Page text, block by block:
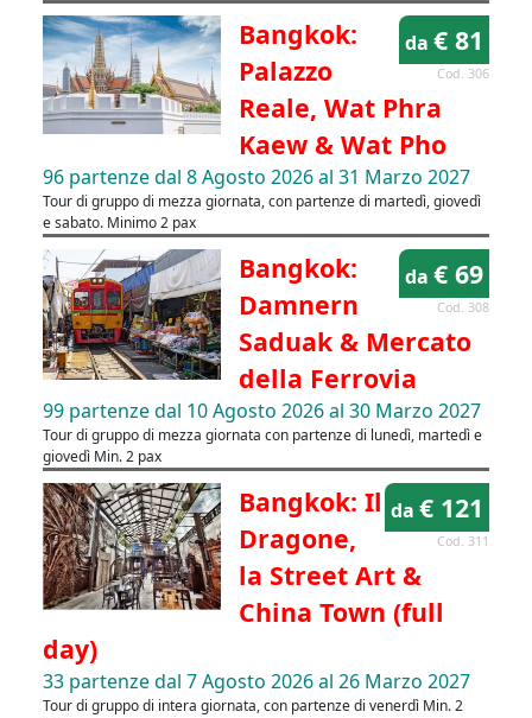
da € 81
Cod. 306
Bangkok:
Palazzo
Reale, Wat Phra
Kaew & Wat Pho
96 partenze dal 8 Agosto 2026 al 31 Marzo 2027
Tour di gruppo di mezza giornata, con partenze di martedì, giovedì
e sabato. Minimo 2 pax
da € 69
Cod. 308
Bangkok:
Damnern
Saduak & Mercato
della Ferrovia
99 partenze dal 10 Agosto 2026 al 30 Marzo 2027
Tour di gruppo di mezza giornata con partenze di lunedì, martedì e
giovedì Min. 2 pax
da € 121
Cod. 311
Bangkok: Il
Dragone,
la Street Art &
China Town (full
day)
33 partenze dal 7 Agosto 2026 al 26 Marzo 2027
Tour di gruppo di intera giornata, con partenze di venerdì Min. 2